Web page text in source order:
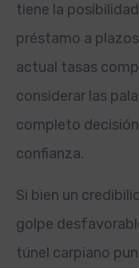
tiene la
préstamo a
actual tasas
considerar las
completo
confianza.
Si bien un
golpe
túnel carpiano